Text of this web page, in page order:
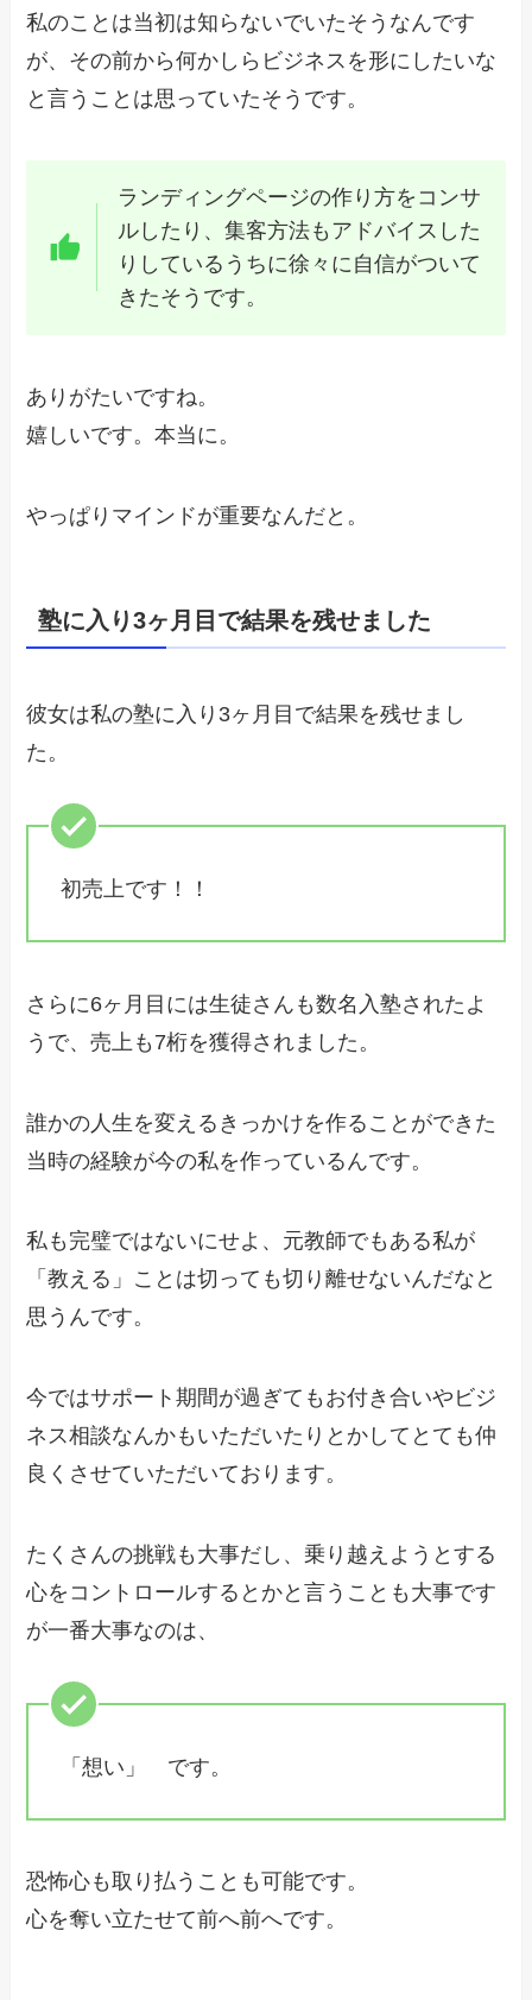
私のことは当初は知らないでいたそうなんです
が、その前から何かしらビジネスを形にしたいな
と言うことは思っていたそうです。
ランディングページの作り方をコンサ
ルしたり、集客方法もアドバイスした
りしているうちに徐々に自信がついて
きたそうです。
ありがたいですね。
嬉しいです。本当に。
やっぱりマインドが重要なんだと。
塾に入り3ヶ月目で結果を残せました
彼女は私の塾に入り3ヶ月目で結果を残せまし
た。
初売上です！！
さらに6ヶ月目には生徒さんも数名入塾されたよ
うで、売上も7桁を獲得されました。
誰かの人生を変えるきっかけを作ることができた
当時の経験が今の私を作っているんです。
私も完璧ではないにせよ、元教師でもある私が
「教える」ことは切っても切り離せないんだなと
思うんです。
今ではサポート期間が過ぎてもお付き合いやビジ
ネス相談なんかもいただいたりとかしてとても仲
良くさせていただいております。
たくさんの挑戦も大事だし、乗り越えようとする
心をコントロールするとかと言うことも大事です
が一番大事なのは、
「想い」 です。
恐怖心も取り払うことも可能です。
心を奪い立たせて前へ前へです。